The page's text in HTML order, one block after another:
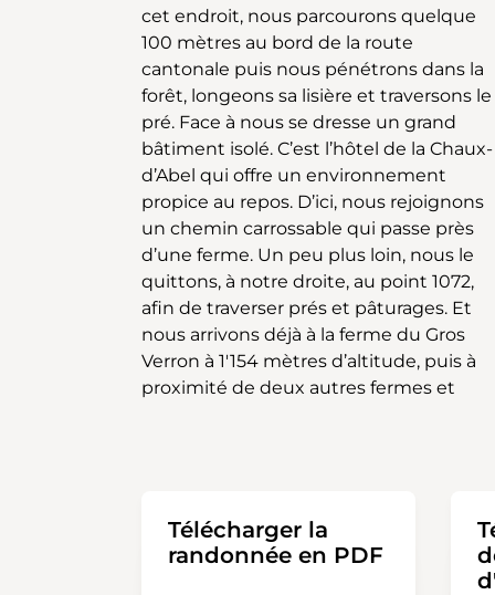
cet endroit, nous parcourons quelque
100 mètres au bord de la route
cantonale puis nous pénétrons dans la
forêt, longeons sa lisière et traversons le
pré. Face à nous se dresse un grand
bâtiment isolé. C’est l’hôtel de la Chaux-
d’Abel qui offre un environnement
propice au repos. D’ici, nous rejoignons
un chemin carrossable qui passe près
d’une ferme. Un peu plus loin, nous le
quittons, à notre droite, au point 1072,
afin de traverser prés et pâturages. Et
nous arrivons déjà à la ferme du Gros
Verron à 1'154 mètres d’altitude, puis à
proximité de deux autres fermes et
cantonale La Ferrière - Les Breuleux. A
cet endroit, se trouve la fromagerie de la
Chaux d’Abel. Nous poursuivons notre
chemin et remarquons à notre gauche,
un lieu chargé d’histoire, la chapelle
mennonite de la Chaux-d’Abel. Nous
continuons notre chemin et arrivons à la
ferme, appelée La Chaux-d’Abel sur la
commune des Bois. Soit nous
empruntons le sentier qui monte en
forêt ou celui en direction de la route
goudronnée attenante à la ferme. Le
village des Bois et son église sont en
point de mire, la boucle est ainsi
Télécharger la
randonnée en PDF